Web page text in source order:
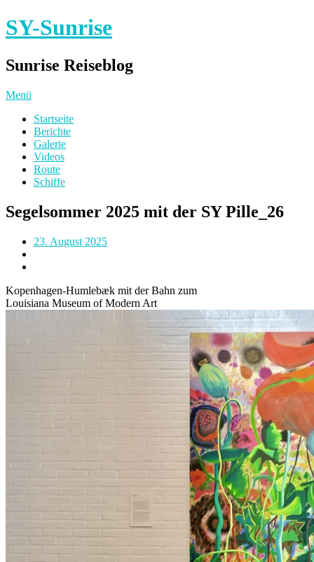
SY-Sunrise
Sunrise Reiseblog
Menü
Startseite
Berichte
Galerie
Videos
Route
Schiffe
Segelsommer 2025 mit der SY Pille_26
23. August 2025
Kopenhagen-Humlebæk mit der Bahn zum
Louisiana Museum of Modern Art